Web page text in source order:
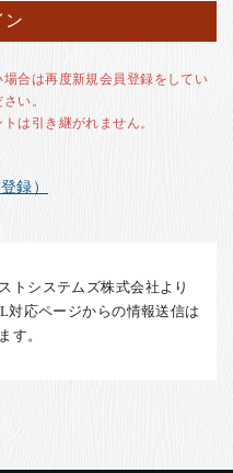
合は再度新規会員登録をしてい
い。
は引き継がれません。
録）
トシステムズ株式会社より
対応ページからの情報送信は
す。